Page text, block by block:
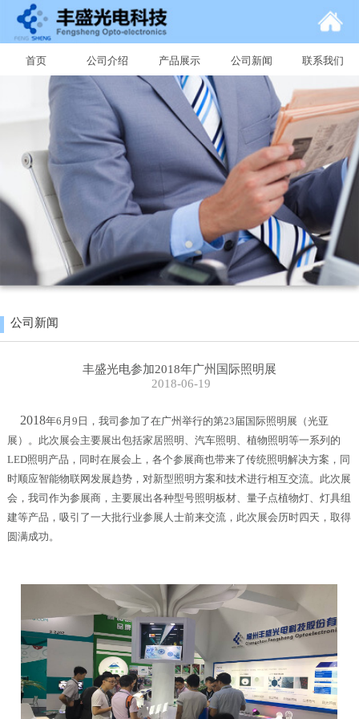
首页 公司介绍 产品展示 公司新闻 联系我们
公司新闻
丰盛光电参加2018年广州国际照明展
2018-06-19
2018年6月9日，我司参加了在广州举行的第23届国际照明展（光亚
展）。此次展会主要展出包括家居照明、汽车照明、植物照明等一系列的
LED照明产品，同时在展会上，各个参展商也带来了传统照明解决方案，同
时顺应智能物联网发展趋势，对新型照明方案和技术进行相互交流。此次展
会，我司作为参展商，主要展出各种型号照明板材、量子点植物灯、灯具组
建等产品，吸引了一大批行业参展人士前来交流，此次展会历时四天，取得
圆满成功。